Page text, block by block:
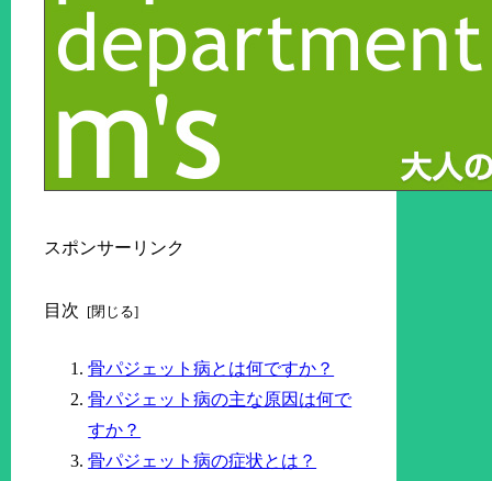
スポンサーリンク
目次
骨パジェット病とは何ですか？
骨パジェット病の主な原因は何で
すか？
骨パジェット病の症状とは？